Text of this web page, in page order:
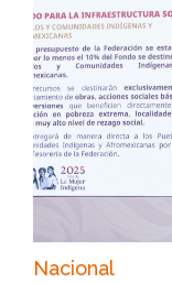
Nacional